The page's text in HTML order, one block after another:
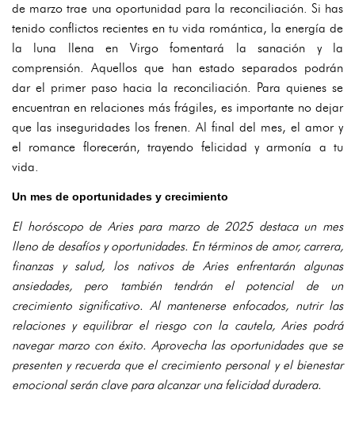
de marzo trae una oportunidad para la reconciliación. Si has
tenido conflictos recientes en tu vida romántica, la energía de
la luna llena en Virgo fomentará la sanación y la
comprensión. Aquellos que han estado separados podrán
dar el primer paso hacia la reconciliación. Para quienes se
encuentran en relaciones más frágiles, es importante no dejar
que las inseguridades los frenen. Al final del mes, el amor y
el romance florecerán, trayendo felicidad y armonía a tu
vida.
Un mes de oportunidades y crecimiento
El horóscopo de Aries para marzo de 2025 destaca un mes
lleno de desafíos y oportunidades. En términos de amor, carrera,
finanzas y salud, los nativos de Aries enfrentarán algunas
ansiedades, pero también tendrán el potencial de un
crecimiento significativo. Al mantenerse enfocados, nutrir las
relaciones y equilibrar el riesgo con la cautela, Aries podrá
navegar marzo con éxito. Aprovecha las oportunidades que se
presenten y recuerda que el crecimiento personal y el bienestar
emocional serán clave para alcanzar una felicidad duradera.